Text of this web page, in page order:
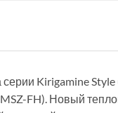
Kirigamine Style
FH). Новый